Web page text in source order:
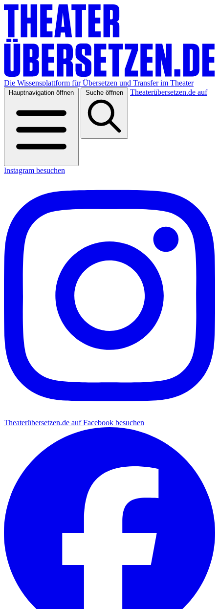
Die Wissensplattform für Übersetzen und Transfer im Theater
Hauptnavigation öffnen Suche öffnen Theaterübersetzen.de auf
Instagram besuchen
Theaterübersetzen.de auf Facebook besuchen